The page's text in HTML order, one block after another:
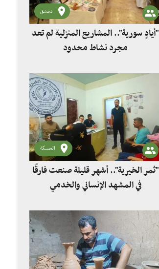
دمشق
"أيادٍ سورية".. المشاريع المنزلية لم تعد
مجرد نشاط محدود
الحسكة
"ثمر الخيرية".. أشهر قليلة صنعت فارقًا
في المشهد الإنساني والخدمي